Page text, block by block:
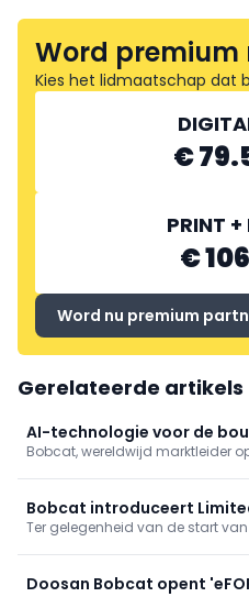
Word premium
Kies het lidmaatschap dat
€
PRINT
€ 106
Word nu premium
Gerelateerde artikels
AI-technologie voor de
Bobcat, wereldwijd marktleider
bouw zullen veranderen.
Bobcat introduceert
Ter gelegenheid van de start
Doosan Bobcat opent